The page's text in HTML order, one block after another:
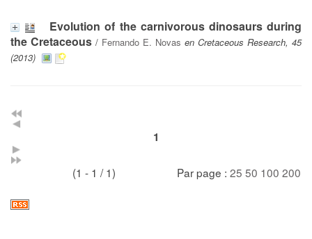
Evolution of the carnivorous dinosaurs during
the Cretaceous / Fernando E. Novas en Cretaceous Research, 45
(2013)
1
(1 - 1 / 1) Par page : 25 50 100 200